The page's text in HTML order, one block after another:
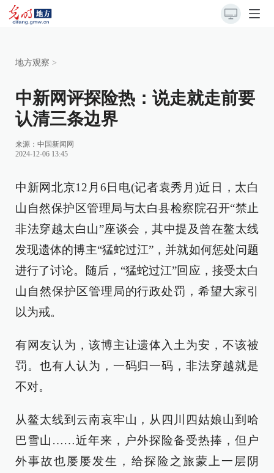
地方观察 >
中新网评探险热：说走就走前要
认清三条边界
来源： 中国新闻网
2024-12-06 13:45
中新网北京12月6日电(记者袁秀月)近日，太白
山自然保护区管理局与太白县检察院召开“禁止
非法穿越太白山”座谈会，其中提及曾在鳌太线
发现遗体的博主“猛蛇过江”，并就如何惩处问题
进行了讨论。随后，“猛蛇过江”回应，接受太白
山自然保护区管理局的行政处罚，希望大家引
以为戒。
有网友认为，该博主让遗体入土为安，不该被
罚。也有人认为，一码归一码，非法穿越就是
不对。
从鳌太线到云南哀牢山，从四川四姑娘山到哈
巴雪山……近年来，户外探险备受热捧，但户
外事故也屡屡发生，给探险之旅蒙上一层阴